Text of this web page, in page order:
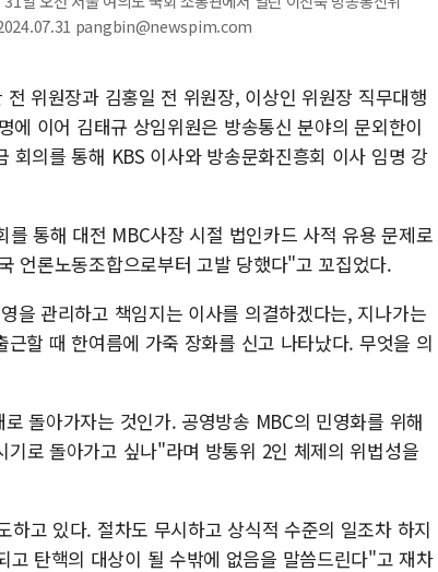
2024.07.31 pangbin@newspim.com
위원장과 김홍일 전 위원장, 이상인 위원장 직무대행
이어 김태규 상임위원은 방송통신 분야의 문외한이
회의를 통해 KBS 이사와 방송문화진흥회 이사 임명 강
통해 대전 MBC사장 시절 법인카드 사적 유용 문제로
언론노동조합으로부터 고발 당했다"고 꼬집었다.
을 관리하고 책임지는 이사를 의결하겠다는, 지나가는
할 때 한여름에 가죽 장화를 신고 나타났다. 무엇을 의
돌아가자는 것인가. 공영방송 MBC의 민영화를 위해
로 돌아가고 싶나"라며 방통위 2인 체제의 위법성을
고 있다. 절차도 무시하고 상식적 수준의 일조차 하지
탄핵의 대상이 될 수밖에 없음을 말씀드린다"고 재차